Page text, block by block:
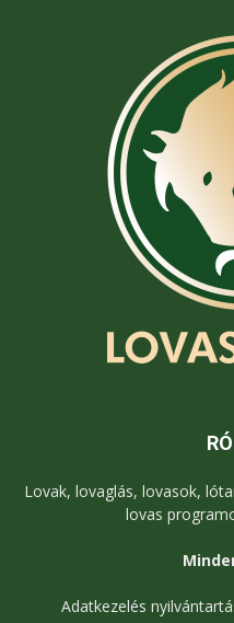
Lovak, lovaglás, lovasok,
lovas
Adatkezelés